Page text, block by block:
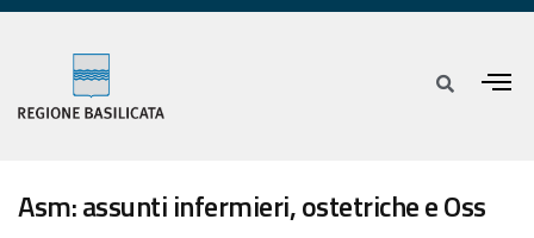
Asm: assunti infermieri, ostetriche e Oss